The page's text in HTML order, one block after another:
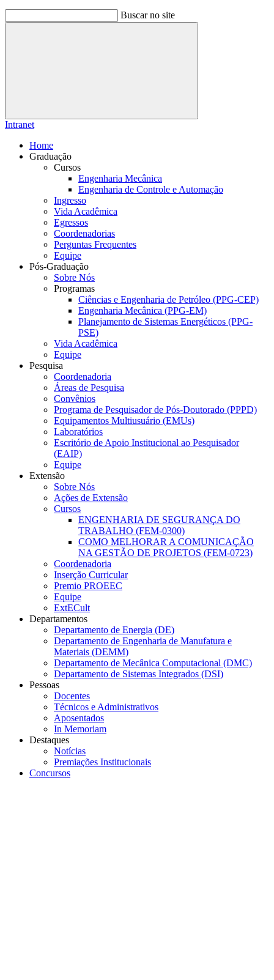
Buscar no site
Buscar
Intranet
Home
Graduação
Cursos
Engenharia Mecânica
Engenharia de Controle e Automação
Ingresso
Vida Acadêmica
Egressos
Coordenadorias
Perguntas Frequentes
Equipe
Pós-Graduação
Sobre Nós
Programas
Ciências e Engenharia de Petróleo (PPG-CEP)
Engenharia Mecânica (PPG-EM)
Planejamento de Sistemas Energéticos (PPG-
PSE)
Vida Acadêmica
Equipe
Pesquisa
Coordenadoria
Áreas de Pesquisa
Convênios
Programa de Pesquisador de Pós-Doutorado (PPPD)
Equipamentos Multiusuário (EMUs)
Laboratórios
Escritório de Apoio Institucional ao Pesquisador
(EAIP)
Equipe
Extensão
Sobre Nós
Ações de Extensão
Cursos
ENGENHARIA DE SEGURANÇA DO
TRABALHO (FEM-0300)
COMO MELHORAR A COMUNICAÇÃO
NA GESTÃO DE PROJETOS (FEM-0723)
Coordenadoria
Inserção Curricular
Premio PROEEC
Equipe
ExtECult
Departamentos
Departamento de Energia (DE)
Departamento de Engenharia de Manufatura e
Materiais (DEMM)
Departamento de Mecânica Computacional (DMC)
Departamento de Sistemas Integrados (DSI)
Pessoas
Docentes
Técnicos e Administrativos
Aposentados
In Memoriam
Destaques
Notícias
Premiações Institucionais
Concursos